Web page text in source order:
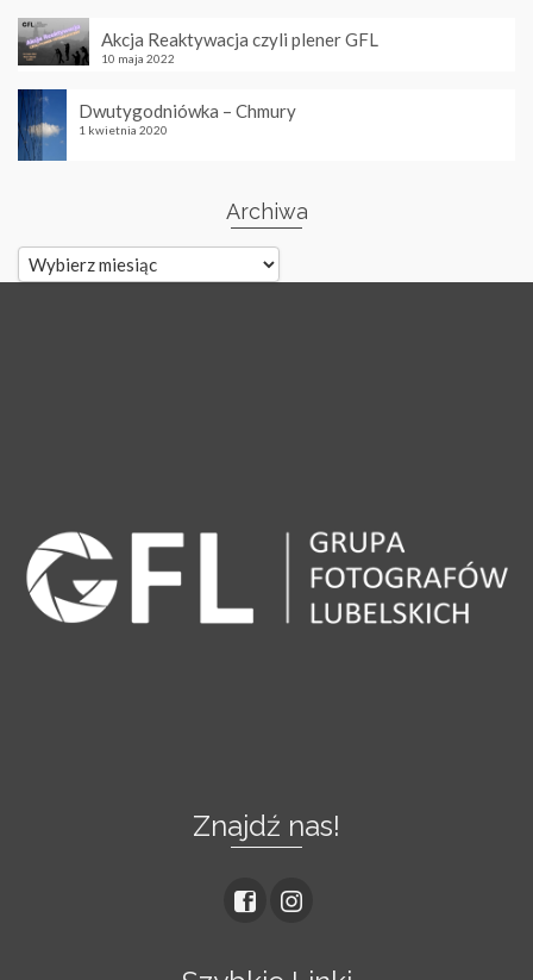
Akcja Reaktywacja czyli plener GFL
10 maja 2022
Dwutygodniówka – Chmury
1 kwietnia 2020
Archiwa
Archiwa
Znajdź nas!